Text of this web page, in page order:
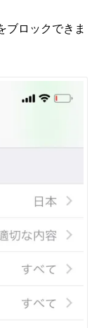
ブロックできま